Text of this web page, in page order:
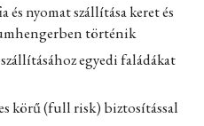
nyomat szállítása keret és
történik
egyedi faládákat
körű (full risk) biztosítással